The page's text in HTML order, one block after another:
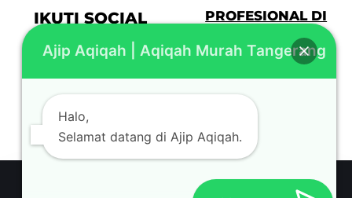
PROFESIONAL DI
JABODETABEK
IKUTI SOCIAL
MEDIA KAMI :
© COPYRIGHT 2023 AJIPAQIQAH.COM - ALL RIGHTS
Ajip Aqiqah | Aqiqah Murah Tangerang
Halo,
Selamat datang di Ajip Aqiqah.